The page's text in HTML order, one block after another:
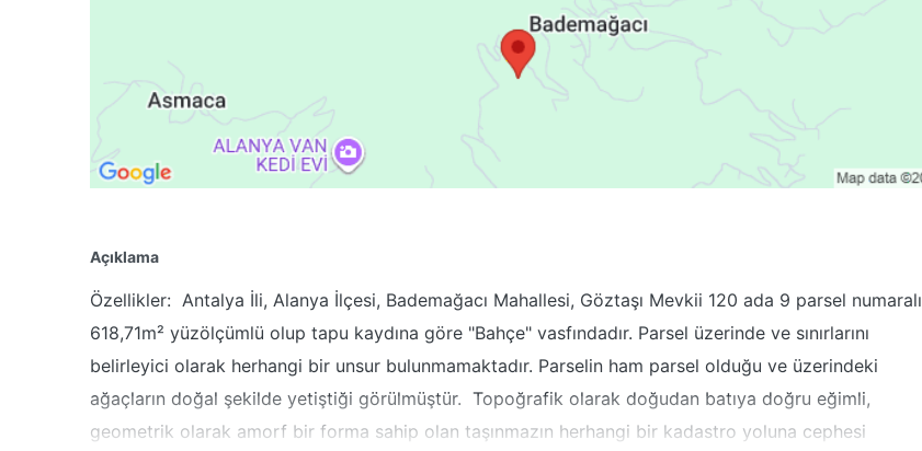
Açıklama
Özellikler: Antalya İli, Alanya İlçesi, Bademağacı Mahallesi, Göztaşı Mevkii 120 ada 9 parsel numaralı
618,71m² yüzölçümlü olup tapu kaydına göre "Bahçe" vasfındadır. Parsel üzerinde ve sınırlarını
belirleyici olarak herhangi bir unsur bulunmamaktadır. Parselin ham parsel olduğu ve üzerindeki
ağaçların doğal şekilde yetiştiği görülmüştür. Topoğrafik olarak doğudan batıya doğru eğimli,
geometrik olarak amorf bir forma sahip olan taşınmazın herhangi bir kadastro yoluna cephesi